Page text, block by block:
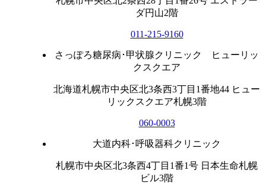
ダ円山2階
011-215-9160
さっぽろ糖尿病･甲状腺クリニック ヒューリッ
クスクエア
北海道札幌市中央区北3条西3丁目1番地44 ヒュー
リックスクエア札幌3階
060-0003
大道内科･呼吸器科クリニック
札幌市中央区北3条西4丁目1番1号 日本生命札幌
ビル3階